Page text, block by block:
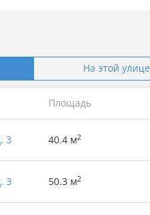
На этой улице
Площадь
3 40.4 м2
3 50.3 м2